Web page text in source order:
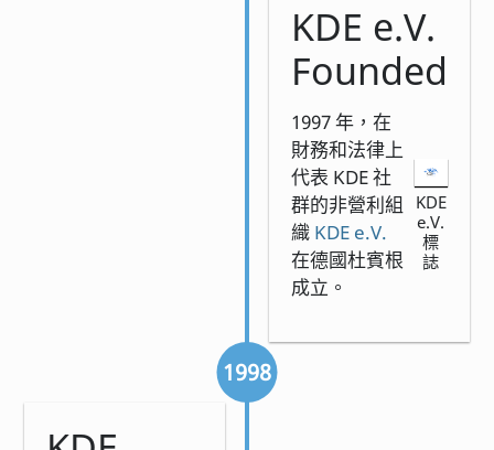
KDE e.V.
Founded
1997 年，在
財務和法律上
代表 KDE 社
群的非營利組
織 KDE e.V.
在德國杜賓根
成立。
KDE
e.V.
標
誌
1998